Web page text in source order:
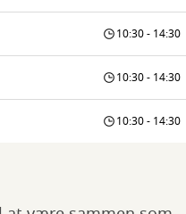
10:30 - 14:30
10:30 - 14:30
10:30 - 14:30